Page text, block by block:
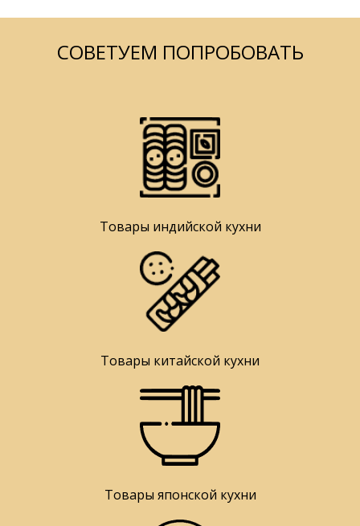
СОВЕТУЕМ ПОПРОБОВАТЬ
Товары индийской кухни
Товары китайской кухни
Товары японской кухни